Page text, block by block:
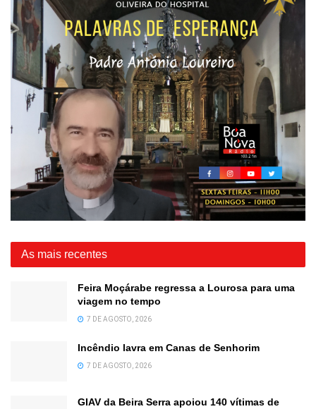
As mais recentes
Feira Moçárabe regressa a Lourosa para uma
viagem no tempo
7 DE AGOSTO, 2026
Incêndio lavra em Canas de Senhorim
7 DE AGOSTO, 2026
GIAV da Beira Serra apoiou 140 vítimas de